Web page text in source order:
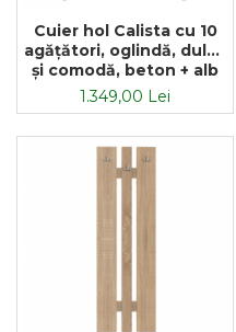
Textile Bucatarie
Fete de masa
Prosoape si lavete
Perne sezut
Cuier hol Calista cu 10
agățători, oglindă, dulap
și comodă, beton + alb
cu 3 uși ,134x200cm
1.349,00 Lei